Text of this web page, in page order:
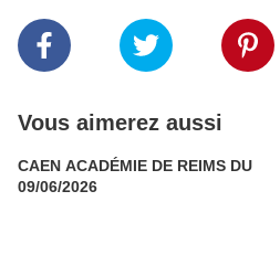
Vous aimerez aussi
CAEN ACADÉMIE DE REIMS DU
09/06/2026